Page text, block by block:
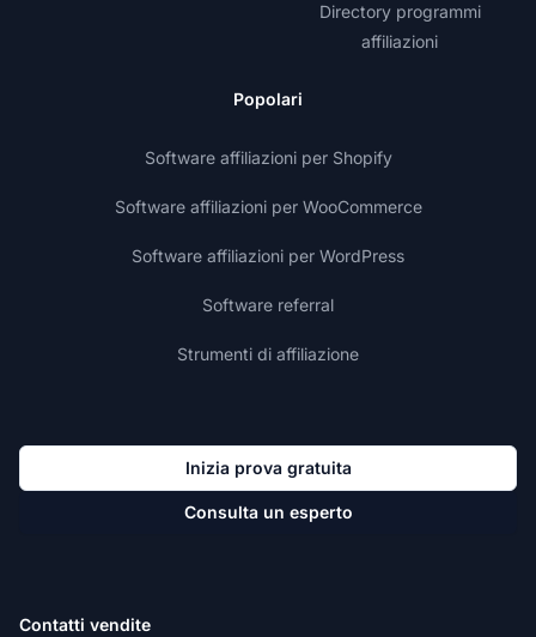
Directory programmi
affiliazioni
Popolari
Software affiliazioni per Shopify
Software affiliazioni per WooCommerce
Software affiliazioni per WordPress
Software referral
Strumenti di affiliazione
Inizia prova gratuita
Consulta un esperto
Contatti vendite